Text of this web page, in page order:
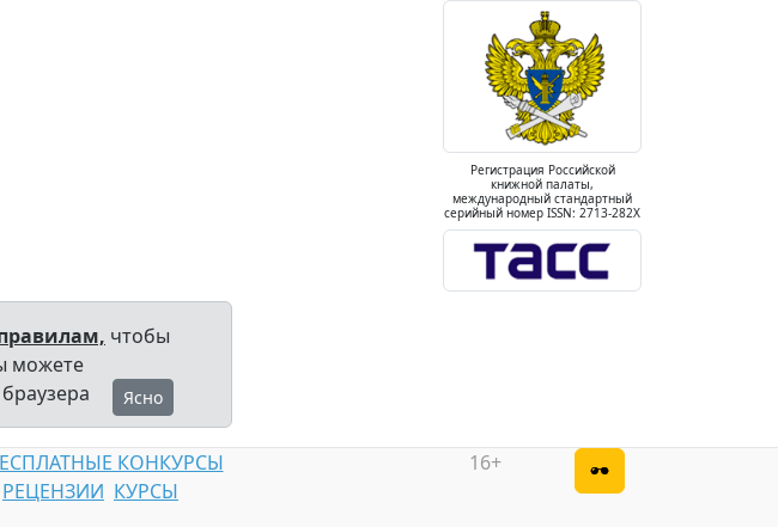
Регистрация Российской
книжной палаты,
международный стандартный
серийный номер ISSN: 2713-282X
чтобы
можете
Ясно
КОНКУРСЫ
РЕЦЕНЗИИ КУРСЫ
16+